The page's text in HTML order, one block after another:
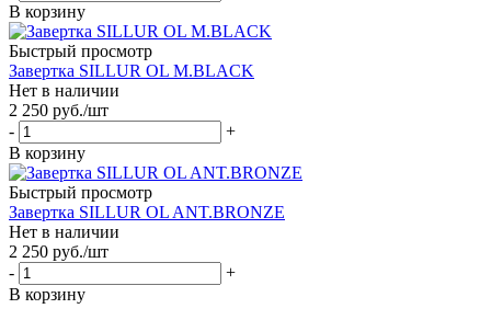
В корзину
Быстрый просмотр
Завертка SILLUR OL M.BLACK
Нет в наличии
2 250 руб./шт
-
+
В корзину
Быстрый просмотр
Завертка SILLUR OL ANT.BRONZE
Нет в наличии
2 250 руб./шт
-
+
В корзину